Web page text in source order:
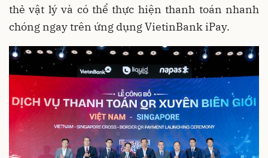
thẻ vật lý và có thể thực hiện thanh toán nhanh
chóng ngay trên ứng dụng VietinBank iPay.